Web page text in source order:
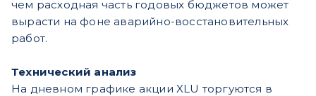
чем расходная часть годовых бюджетов может
вырасти на фоне аварийно-восстановительных
работ.
Технический анализ
На дневном графике акции XLU торгуются в